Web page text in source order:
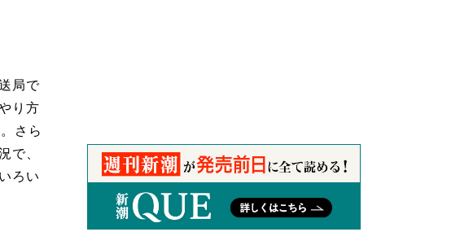
局で
り方
さら
で、
ろい